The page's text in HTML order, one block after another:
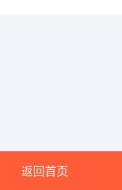
返回首页